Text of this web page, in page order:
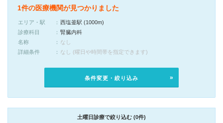
1件の医療機関が見つかりました
エリア・駅
西塩釜駅 (1000m)
診療科目
腎臓内科
名称
なし
詳細条件
なし (曜日や時間帯を指定できます)
条件変更・絞り込み
土曜日診療で絞り込む (0件)